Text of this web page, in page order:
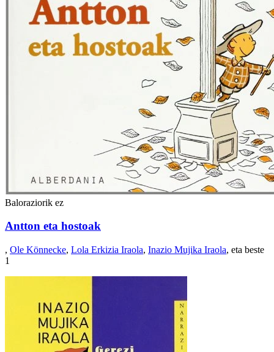
Baloraziorik ez
Antton eta hostoak
, Ole Könnecke, Lola Erkizia Iraola, Inazio Mujika Iraola, eta beste
1